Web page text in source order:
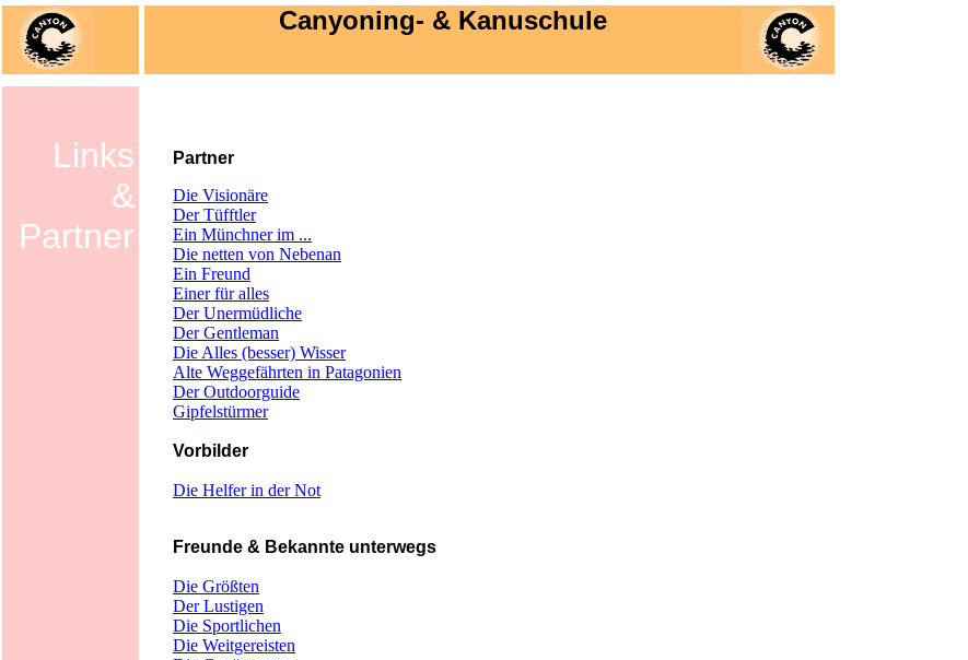
Canyoning- & Kanuschule
Links
&
Partner
Partner
Die Visionäre
Der Tüfftler
Ein Münchner im ...
Die netten von Nebenan
Ein Freund
Einer für alles
Der Unermüdliche
Der Gentleman
Die Alles (besser) Wisser
Alte Weggefährten in Patagonien
Der Outdoorguide
Gipfelstürmer
Vorbilder
Die Helfer in der Not
Freunde & Bekannte unterwegs
Die Größten
Der Lustigen
Die Sportlichen
Die Weitgereisten